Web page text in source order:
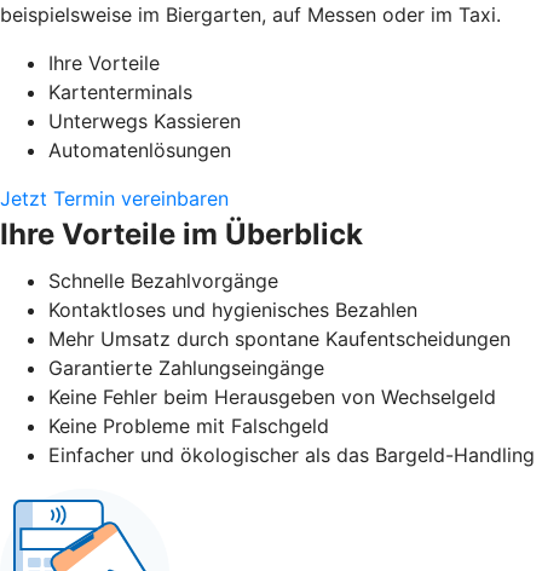
beispielsweise im Biergarten, auf Messen oder im Taxi.
Ihre Vorteile
Kartenterminals
Unterwegs Kassieren
Automatenlösungen
Jetzt Termin vereinbaren
Ihre Vorteile im Überblick
Schnelle Bezahlvorgänge
Kontaktloses und hygienisches Bezahlen
Mehr Umsatz durch spontane Kaufentscheidungen
Garantierte Zahlungseingänge
Keine Fehler beim Herausgeben von Wechselgeld
Keine Probleme mit Falschgeld
Einfacher und ökologischer als das Bargeld-Handling